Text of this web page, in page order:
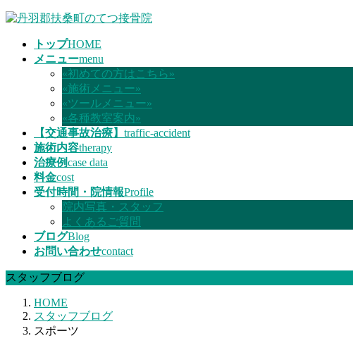
コ
ナ
トップHOME
メニューmenu
«初めての方はこちら»
«施術メニュー»
«ツールメニュー»
«各種教室案内»
【交通事故治療】 traffic-accident
施術内容therapy
治療例case data
料金cost
受付時間・院情報Profile
院内写真・スタッフ
よくあるご質問
ブログBlog
お問い合わせcontact
スタッフブログ
HOME
スタッフブログ
スポーツ